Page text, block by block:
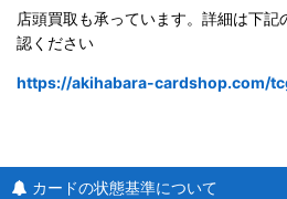
店頭買取も承っています。詳細は下
認ください
https://akihabara-cardshop.com/
カードの状態基準について